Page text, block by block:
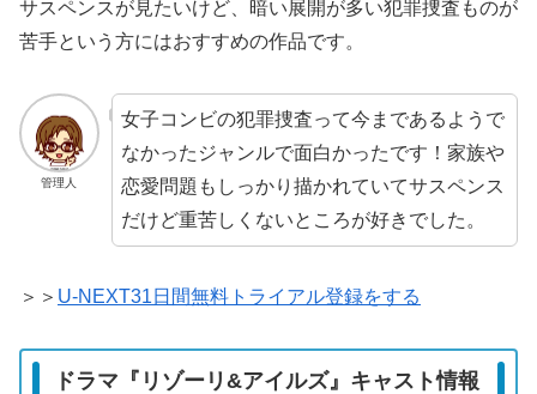
サスペンスが見たいけど、暗い展開が多い犯罪捜査ものが
苦手という方にはおすすめの作品です。
管理人
女子コンビの犯罪捜査って今まであるようで
なかったジャンルで面白かったです！家族や
恋愛問題もしっかり描かれていてサスペンス
だけど重苦しくないところが好きでした。
＞＞ U-NEXT31日間無料トライアル登録をする
ドラマ『リゾーリ&アイルズ』キャスト情報